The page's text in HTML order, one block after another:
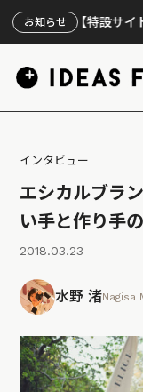
お知らせ
特設サイトオープン】
インタビュー
エシカルブラ
い手と作り手
2018.03.23
水野 渚Nagisa